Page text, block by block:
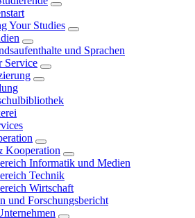
Your Studies
und Sprachen
Service
Kooperation
Informatik und Medien
Technik
Wirtschaft
und Forschungsbericht